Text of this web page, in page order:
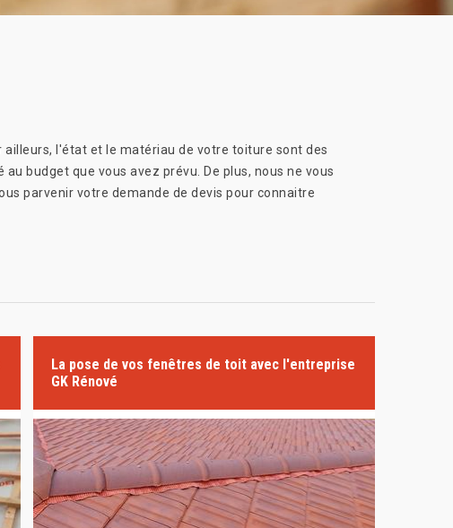
l'état et le matériau de votre toiture sont des
budget que vous avez prévu. De plus, nous ne vous
parvenir votre demande de devis pour connaitre
La pose de vos fenêtres de toit avec l'entreprise
GK Rénové